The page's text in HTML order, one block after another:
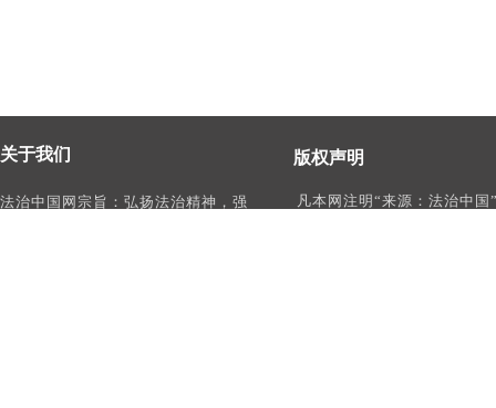
版权声明
凡本网注明“来源：法治中国
关于我们
法治中国网宗旨：弘扬法治精神，强